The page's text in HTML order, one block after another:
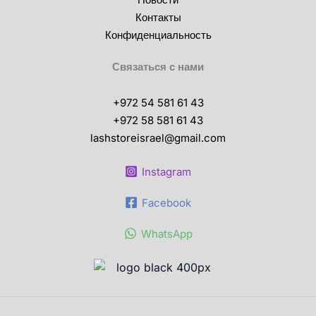
Контакты
Конфиденциальность
Связаться с нами
+972 54 581 61 43
+972 58 581 61 43
lashstoreisrael@gmail.com
Instagram
Facebook
WhatsApp